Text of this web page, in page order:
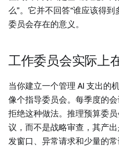
么”。它并不回答“谁应该得
委员会存在的意义。
工作委员会实际上
当你建立一个管理 AI 支出的
像个指导委员会。每季度的会
拒绝这种做法。推理预算委
议，而不是战略审查，其产
发窗口、异常请求和少量的常